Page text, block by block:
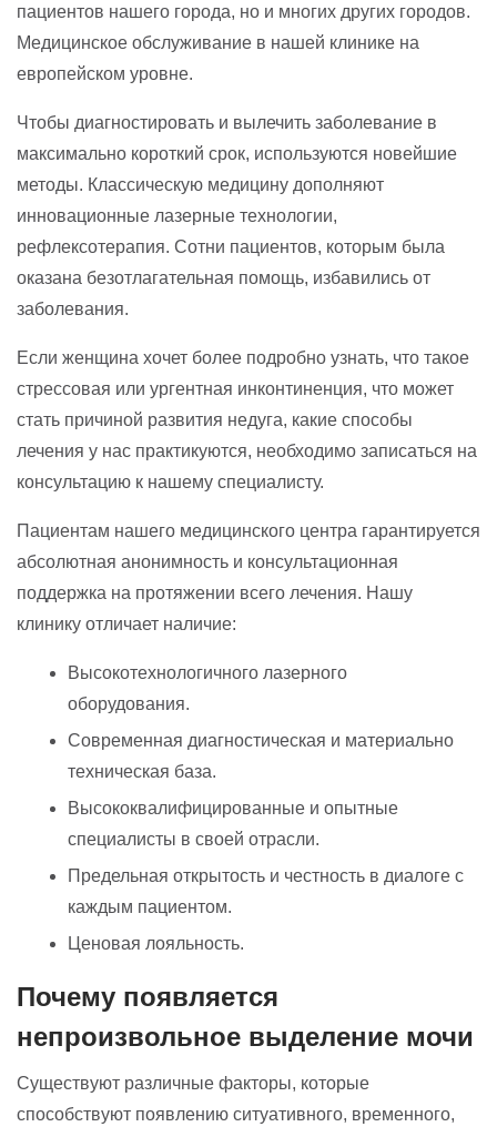
пациентов нашего города, но и многих других городов.
Медицинское обслуживание в нашей клинике на
европейском уровне.
Чтобы диагностировать и вылечить заболевание в
максимально короткий срок, используются новейшие
методы. Классическую медицину дополняют
инновационные лазерные технологии,
рефлексотерапия. Сотни пациентов, которым была
оказана безотлагательная помощь, избавились от
заболевания.
Если женщина хочет более подробно узнать, что такое
стрессовая или ургентная инконтиненция, что может
стать причиной развития недуга, какие способы
лечения у нас практикуются, необходимо записаться на
консультацию к нашему специалисту.
Пациентам нашего медицинского центра гарантируется
абсолютная анонимность и консультационная
поддержка на протяжении всего лечения. Нашу
клинику отличает наличие:
Высокотехнологичного лазерного
оборудования.
Современная диагностическая и материально
техническая база.
Высококвалифицированные и опытные
специалисты в своей отрасли.
Предельная открытость и честность в диалоге с
каждым пациентом.
Ценовая лояльность.
Почему появляется
непроизвольное выделение мочи
Существуют различные факторы, которые
способствуют появлению ситуативного, временного,